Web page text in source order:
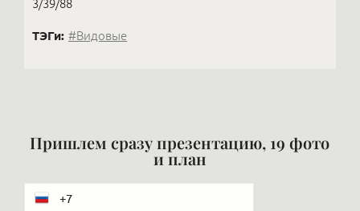
3/39/88
ТЭГи: #Видовые
Пришлем сразу презентацию, 19 фото
и план